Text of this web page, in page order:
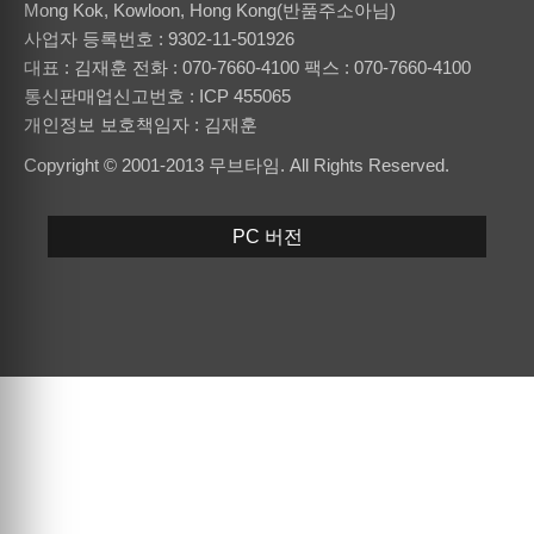
Mong Kok, Kowloon, Hong Kong(반품주소아님)
사업자 등록번호 : 9302-11-501926
대표 : 김재훈 전화 : 070-7660-4100 팩스 : 070-7660-4100
통신판매업신고번호 : ICP 455065
개인정보 보호책임자 : 김재훈
Copyright © 2001-2013 무브타임. All Rights Reserved.
PC 버전